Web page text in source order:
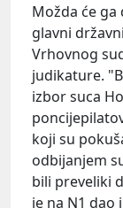
Možda će ga
glavni
Vrhovnog
judikature.
izbor suca
koji su
odbijanjem
bili preveliki
je na N1 dao